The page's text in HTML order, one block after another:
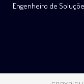
Engenheiro de